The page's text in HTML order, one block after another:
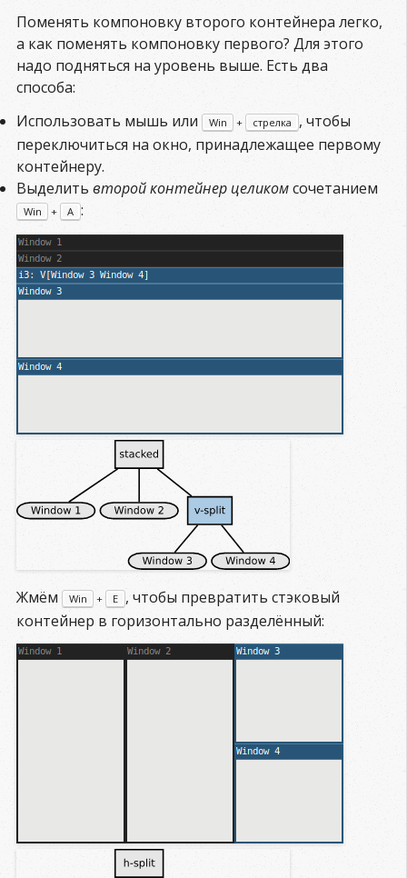
Поменять компоновку второго контейнера легко,
а как поменять компоновку первого? Для этого
надо подняться на уровень выше. Есть два
способа:
Использовать мышь или
Win + стрелка , чтобы
переключиться на окно, принадлежащее первому
контейнеру.
Выделить второй контейнер целикомсочетанием
Win + A :
Жмём Win + E , чтобы превратить стэковый
контейнер в горизонтально разделённый: